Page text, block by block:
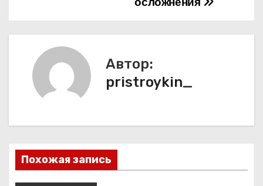
я
п
о
Автор:
pristroykin_
Похожая запись